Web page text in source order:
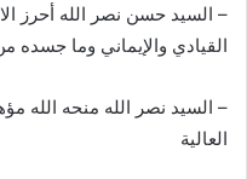
– السيد حسن نصر الله أحرز
القيادي والإيماني وما جسده
– السيد نصر الله منحه الله
العالية